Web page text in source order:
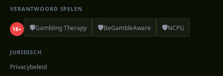
VERANTWOORD SPELEN
18+ 🛡️Gambling Therapy 🛡️BeGambleAware 🛡️NCPG
JURIDISCH
Privacybeleid